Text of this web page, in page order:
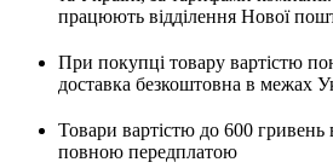
працюють відділення Нової
При покупці товару вартістю
доставка безкоштовна в межах
Товари вартістю до 600 гривень
повною передплатою